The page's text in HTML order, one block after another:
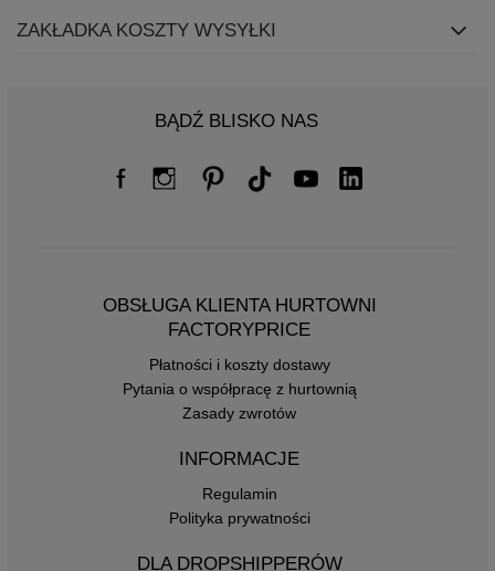
ZAKŁADKA KOSZTY WYSYŁKI
BĄDŹ BLISKO NAS
OBSŁUGA KLIENTA HURTOWNI
FACTORYPRICE
Płatności i koszty dostawy
Pytania o współpracę z hurtownią
Zasady zwrotów
INFORMACJE
Regulamin
Polityka prywatności
DLA DROPSHIPPERÓW